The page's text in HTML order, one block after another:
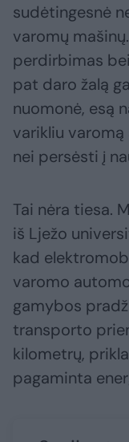
sudėtingesnė
varomų
perdirbimas
pat daro žalą
nuomonė, esą
varikliu
nei persėsti į
Tai nėra tiesa.
iš Lježo
kad
varomo
gamybos
transporto
kilometrų,
pagaminta